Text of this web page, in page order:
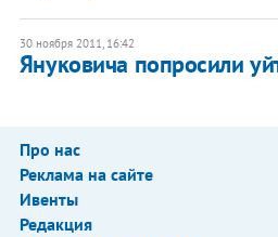
30 ноября 2011, 16:42
​Януковича попросили
Про нас
Реклама на сайте
Ивенты
Редакция